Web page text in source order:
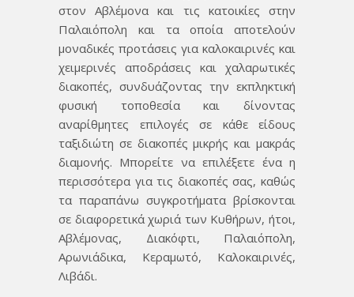
στον Αβλέμονα και τις κατοικίες στην
Παλαιόπολη και τα οποία αποτελούν
μοναδικές προτάσεις για καλοκαιρινές και
χειμερινές αποδράσεις και χαλαρωτικές
διακοπές, συνδυάζοντας την εκπληκτική
φυσική τοποθεσία και δίνοντας
αναρίθμητες επιλογές σε κάθε είδους
ταξιδιώτη σε διακοπές μικρής και μακράς
διαμονής. Μπορείτε να επιλέξετε ένα η
περισσότερα για τις διακοπές σας, καθώς
τα παραπάνω συγκροτήματα βρίσκονται
σε διαφορετικά χωριά των Κυθήρων, ήτοι,
Αβλέμονας, Διακόφτι, Παλαιόπολη,
Αρωνιάδικα, Κεραμωτό, Καλοκαιρινές,
Λιβάδι.